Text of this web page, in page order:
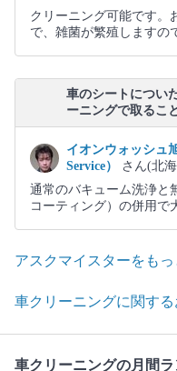
クリーニング可能です。
で、雑菌が繁殖しますの
車のシートについ
ーニングで取るこ
イオンウォッシュ
Service）
さん(北
通常のバキューム洗浄と
コーティング）の併用で
アスクマイスターをもっ
車クリーニングに関す
車クリーニングの月間